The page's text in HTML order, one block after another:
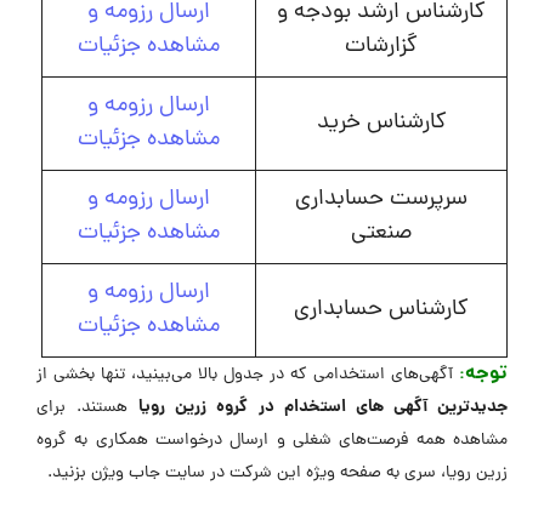
کارشناس ارشد بودجه و
گزارشات
ارسال رزومه و
مشاهده جزئیات
کارشناس خرید
ارسال رزومه و
مشاهده جزئیات
سرپرست حسابداری
صنعتی
ارسال رزومه و
مشاهده جزئیات
کارشناس حسابداری
ارسال رزومه و
مشاهده جزئیات
توجه: آگهی‌های استخدامی که در جدول بالا می‌بینید، تنها بخشی از
جدیدترین آگهی های استخدام در گروه زرین رویاهستند. برای
مشاهده همه فرصت‌های شغلی و ارسال درخواست همکاری به گروه
زرین رویا، سری به صفحه ویژه این شرکت در ‌سایت جاب ویژن بزنید.